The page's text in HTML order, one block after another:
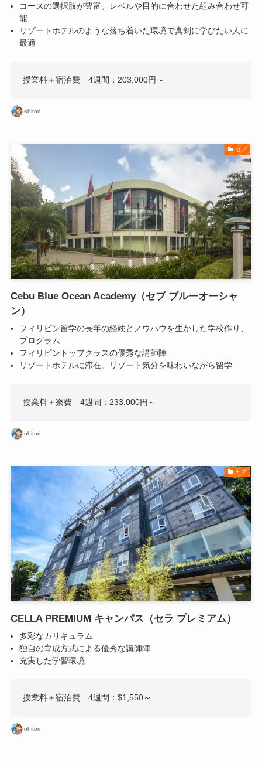
コースの選択肢が豊富。レベルや目的に合わせた組み合わせ可
能
リゾートホテルのような落ち着いた環境で真剣に学びたい人に
最適
授業料＋宿泊費 4週間：203,000円～
ohitori
セブ
Cebu Blue Ocean Academy（セブ ブルーオーシャ
ン）
フィリピン留学の長年の経験とノウハウを生かした学校作り、
プログラム
フィリピントップクラスの優秀な講師陣
リゾートホテルに滞在。リゾート気分を味わいながら留学
授業料＋寮費 4週間：233,000円～
ohitori
セブ
CELLA PREMIUM キャンパス（セラ プレミアム）
多彩なカリキュラム
独自の育成方式による優秀な講師陣
充実した学習環境
授業料＋宿泊費 4週間：$1,550～
ohitori